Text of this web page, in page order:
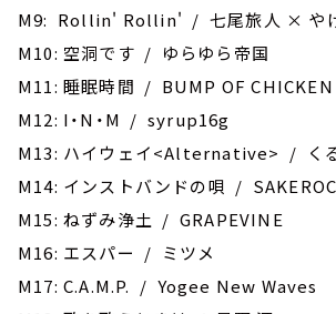
M9: Rollin' Rollin' / 七尾旅人 × や
M10: 空洞です / ゆらゆら帝国
M11: 睡眠時間 / BUMP OF CHICKEN
M12: I・N・M / syrup16g
M13: ハイウェイ<Alternative> / く
M14: インストバンドの唄 /
M15: ねずみ浄土 / GRAPEVINE
M16: エスパー / ミツメ
M17: C.A.M.P. / Yogee New Waves